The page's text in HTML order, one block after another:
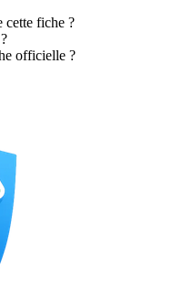
cette fiche ?
officielle ?